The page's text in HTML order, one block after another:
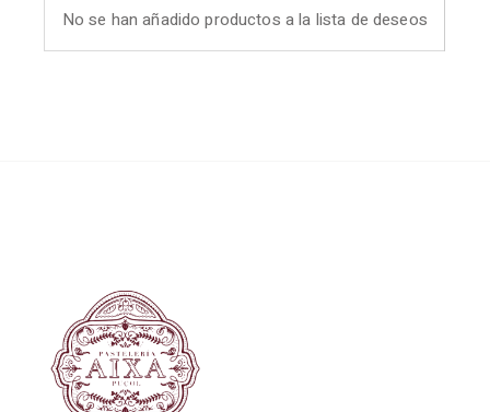
No se han añadido productos a la lista de deseos